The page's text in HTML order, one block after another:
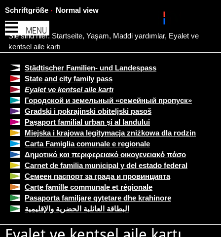
MENU
Schriftgröße Normal view
Sie sind hier: Startseite, Yaşam, Maddi yardımlar, Eyalet ve
kentsel aile kartı
Städtischer Familien- und Landespass
State and city family pass
Eyalet ve kentsel aile kartı
Городской и земельный «семейный пропуск»
Gradski i pokrajinski obiteljski pasoš
Paşaport familial urban şi al landului
Miejska i krajowa legitymacja zniżkowa dla rodzin
Carta Famiglia comunale e regionale
Δημοτικό και περιφερειακό οικογενειακό πάσο
Carnet de familia municipal y del estado federal
Семеен паспорт за града и провинцията
Carte famille communale et régionale
Pasaporta familjare qytetare dhe krahinore
البطاقة العائلية الحضرية والإقليمية